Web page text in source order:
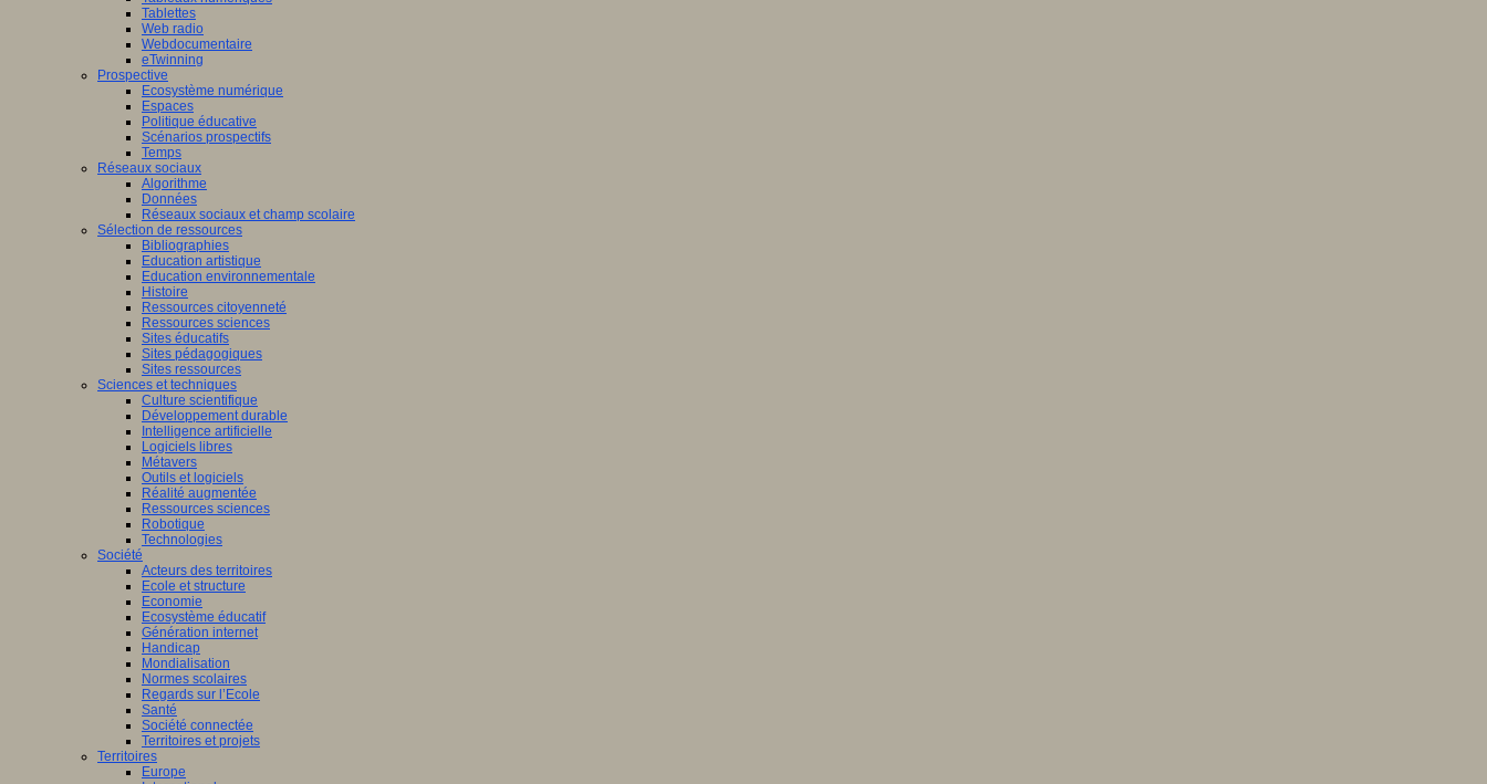
Tablettes
Web radio
Webdocumentaire
eTwinning
Prospective
Ecosystème numérique
Espaces
Politique éducative
Scénarios prospectifs
Temps
Réseaux sociaux
Algorithme
Données
Réseaux sociaux et champ scolaire
Sélection de ressources
Bibliographies
Education artistique
Education environnementale
Histoire
Ressources citoyenneté
Ressources sciences
Sites éducatifs
Sites pédagogiques
Sites ressources
Sciences et techniques
Culture scientifique
Développement durable
Intelligence artificielle
Logiciels libres
Métavers
Outils et logiciels
Réalité augmentée
Ressources sciences
Robotique
Technologies
Société
Acteurs des territoires
Ecole et structure
Economie
Ecosystème éducatif
Génération internet
Handicap
Mondialisation
Normes scolaires
Regards sur l’Ecole
Santé
Société connectée
Territoires et projets
Territoires
Europe